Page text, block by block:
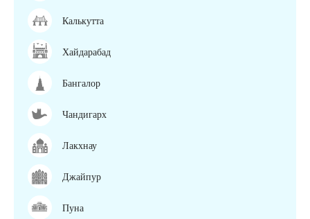
Калькутта
Хайдарабад
Бангалор
Чандигарх
Лакхнау
Джайпур
Пуна